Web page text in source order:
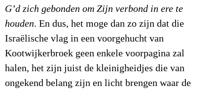
G’d zich gebonden om Zijn verbond in ere te
houden. En dus, het moge dan zo zijn dat die
Israëlische vlag in een voorgehucht van
Kootwijkerbroek geen enkele voorpagina zal
halen, het zijn juist de kleinigheidjes die van
ongekend belang zijn en licht brengen waar de